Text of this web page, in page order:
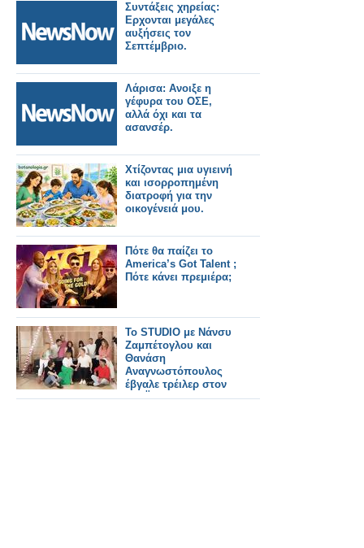
Συντάξεις χηρείας:
Ερχονται μεγάλες
αυξήσεις τον
Σεπτέμβριο.
Λάρισα: Ανοιξε η
γέφυρα του ΟΣΕ,
αλλά όχι και τα
ασανσέρ.
Χτίζοντας μια υγιεινή
και ισορροπημένη
διατροφή για την
οικογένειά μου.
Πότε θα παίζει το
America’s Got Talent ;
Πότε κάνει πρεμιέρα;
Το STUDIO με Νάνσυ
Ζαμπέτογλου και
Θανάση
Αναγνωστόπουλος
έβγαλε τρέιλερ στον
ΣΚΑΪ